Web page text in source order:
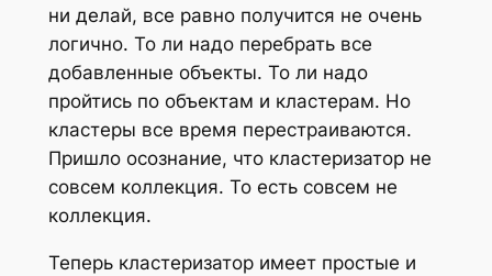
ни делай, все равно получится не очень
логично. То ли надо перебрать все
добавленные объекты. То ли надо
пройтись по объектам и кластерам. Но
кластеры все время перестраиваются.
Пришло осознание, что кластеризатор не
совсем коллекция. То есть совсем не
коллекция.
Теперь кластеризатор имеет простые и